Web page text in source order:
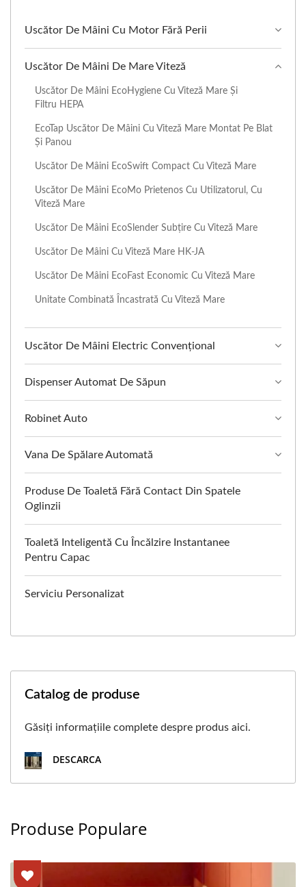
Uscător De Mâini Cu Motor Fără Perii
Uscător De Mâini De Mare Viteză
Uscător De Mâini EcoHygiene Cu Viteză Mare Și
Filtru HEPA
EcoTap Uscător De Mâini Cu Viteză Mare Montat Pe Blat
Și Panou
Uscător De Mâini EcoSwift Compact Cu Viteză Mare
Uscător De Mâini EcoMo Prietenos Cu Utilizatorul, Cu
Viteză Mare
Uscător De Mâini EcoSlender Subțire Cu Viteză Mare
Uscător De Mâini Cu Viteză Mare HK-JA
Uscător De Mâini EcoFast Economic Cu Viteză Mare
Unitate Combinată Încastrată Cu Viteză Mare
Uscător De Mâini Electric Convențional
Dispenser Automat De Săpun
Robinet Auto
Vana De Spălare Automată
Produse De Toaletă Fără Contact Din Spatele
Oglinzii
Toaletă Inteligentă Cu Încălzire Instantanee
Pentru Capac
Serviciu Personalizat
Catalog de produse
Găsiți informațiile complete despre produs aici.
DESCARCA
Produse Populare